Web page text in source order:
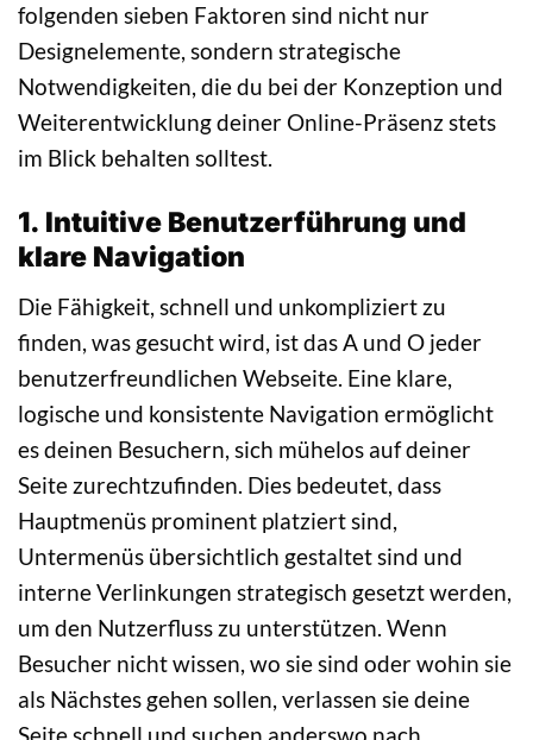
folgenden sieben Faktoren sind nicht nur
Designelemente, sondern strategische
Notwendigkeiten, die du bei der Konzeption und
Weiterentwicklung deiner Online-Präsenz stets
im Blick behalten solltest.
1. Intuitive Benutzerführung und
klare Navigation
Die Fähigkeit, schnell und unkompliziert zu
finden, was gesucht wird, ist das A und O jeder
benutzerfreundlichen Webseite. Eine klare,
logische und konsistente Navigation ermöglicht
es deinen Besuchern, sich mühelos auf deiner
Seite zurechtzufinden. Dies bedeutet, dass
Hauptmenüs prominent platziert sind,
Untermenüs übersichtlich gestaltet sind und
interne Verlinkungen strategisch gesetzt werden,
um den Nutzerfluss zu unterstützen. Wenn
Besucher nicht wissen, wo sie sind oder wohin sie
als Nächstes gehen sollen, verlassen sie deine